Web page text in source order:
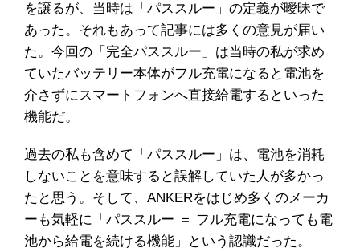
を譲るが、当時は「パススルー」の定義が曖昧で
あった。それもあって記事には多くの意見が届い
た。今回の「完全パススルー」は当時の私が求め
ていたバッテリー本体がフル充電になると電池を
介さずにスマートフォンへ直接給電するといった
機能だ。
過去の私も含めて「パススルー」は、電池を消耗
しないことを意味すると誤解していた人が多かっ
たと思う。そして、ANKERをはじめ多くのメーカ
ーも気軽に「パススルー ＝ フル充電になっても電
池から給電を続ける機能」という認識だった。